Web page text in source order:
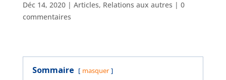
Déc 14, 2020| Articles, Relations aux autres | 0
commentaires
Sommaire masquer